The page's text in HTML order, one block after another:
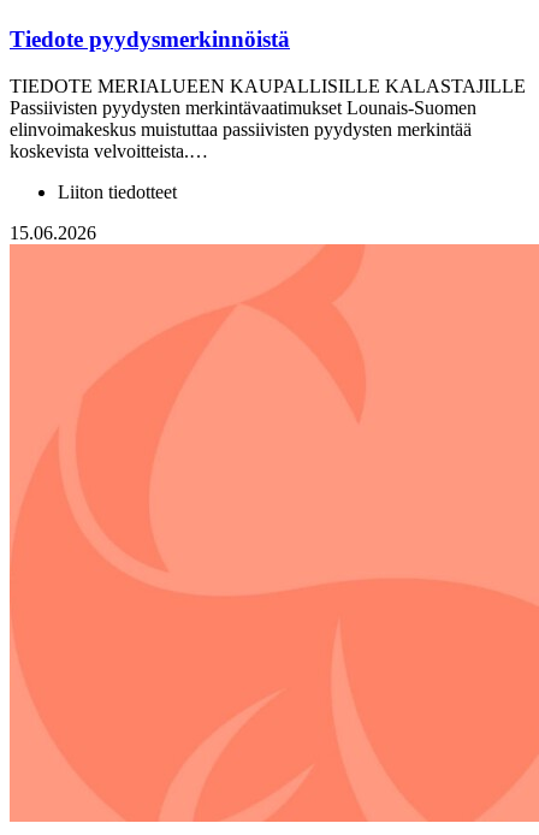
Tiedote pyydysmerkinnöistä
TIEDOTE MERIALUEEN KAUPALLISILLE KALASTAJILLE
Passiivisten pyydysten merkintävaatimukset Lounais-Suomen
elinvoimakeskus muistuttaa passiivisten pyydysten merkintää
koskevista velvoitteista.…
Liiton tiedotteet
15.06.2026